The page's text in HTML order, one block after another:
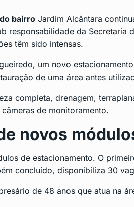
bairro Jardim Alcântara
responsabilidade da Secretaria
têm sido intensas.
um novo
de uma área antes
completa, drenagem,
de monitoramento.
novos
de estacionamento. O
concluído, disponibiliza 30
de 48 anos que atua na